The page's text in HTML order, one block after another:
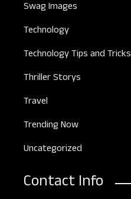
Swag Images
Technology
Technology Tips and Tricks
Thriller Storys
Travel
Trending Now
Uncategorized
Contact Info